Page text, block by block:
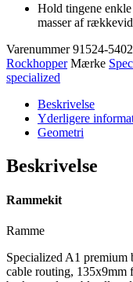
Hold tingene
masser af
Varenummer91524-5402
Rockhopper Mærke
specialized
Beskrivelse
Yderligere
Geometri
Beskrivelse
Rammekit
Ramme
Specialized A1 premium
cable routing, 135x9mm